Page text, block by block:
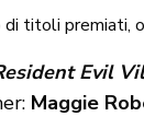
di titoli premiati,
Evil
Maggie